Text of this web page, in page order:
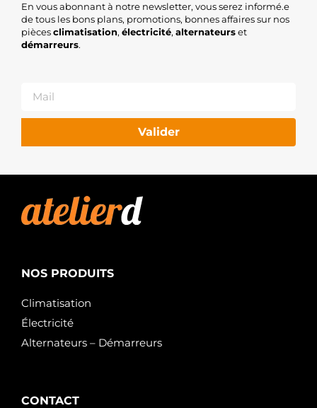
En vous abonnant à notre newsletter, vous serez informé.e
de tous les bons plans, promotions, bonnes affaires sur nos
piècesclimatisation, électricité, alternateurset
démarreurs.
Valider
NOS PRODUITS
Climatisation
Électricité
Alternateurs – Démarreurs
CONTACT